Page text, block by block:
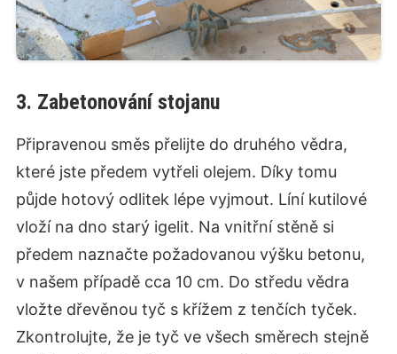
3. Zabetonování stojanu
Připravenou směs přelijte do druhého vědra,
které jste předem vytřeli olejem. Díky tomu
půjde hotový odlitek lépe vyjmout. Líní kutilové
vloží na dno starý igelit. Na vnitřní stěně si
předem naznačte požadovanou výšku betonu,
v našem případě cca 10 cm. Do středu vědra
vložte dřevěnou tyč s křížem z tenčích tyček.
Zkontrolujte, že je tyč ve všech směrech stejně